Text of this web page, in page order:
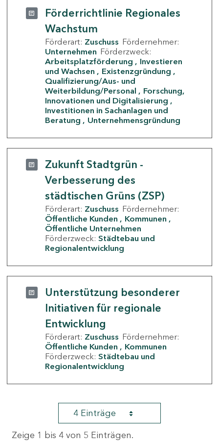
Förderrichtlinie Regionales
Wachstum
Förderart: Zuschuss Fördernehmer:
Unternehmen Förderzweck:
Arbeitsplatzförderung
Investieren
und Wachsen
Existenzgründung
Qualifizierung/Aus- und
Weiterbildung/Personal
Forschung,
Innovationen und Digitalisierung
Investitionen in Sachanlagen und
Beratung
Unternehmensgründung
Zukunft Stadtgrün -
Verbesserung des
städtischen Grüns (ZSP)
Förderart: Zuschuss Fördernehmer:
Öffentliche Kunden
Kommunen
Öffentliche Unternehmen
Förderzweck: Städtebau und
Regionalentwicklung
Unterstützung besonderer
Initiativen für regionale
Entwicklung
Förderart: Zuschuss Fördernehmer:
Öffentliche Kunden
Kommunen
Förderzweck: Städtebau und
Regionalentwicklung
4 Einträge
Zeige 1 bis 4 von 5 Einträgen.